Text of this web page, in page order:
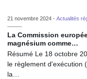
21 novembre 2024 - Actualités
La Commission
magnésium comme…
Résumé Le 18 octobre
le règlement d'exécution
la…